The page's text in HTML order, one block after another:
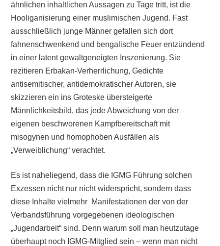
ähnlichen inhaltlichen Aussagen zu Tage tritt, ist die
Hooliganisierung einer muslimischen Jugend. Fast
ausschließlich junge Männer gefallen sich dort
fahnenschwenkend und bengalische Feuer entzündend
in einer latent gewaltgeneigten Inszenierung. Sie
rezitieren Erbakan-Verherrlichung, Gedichte
antisemitischer, antidemokratischer Autoren, sie
skizzieren ein ins Groteske übersteigerte
Männlichkeitsbild, das jede Abweichung von der
eigenen beschworenen Kampfbereitschaft mit
misogynen und homophoben Ausfällen als
„Verweiblichung“ verachtet.
Es ist naheliegend, dass die IGMG Führung solchen
Exzessen nicht nur nicht widerspricht, sondern dass
diese Inhalte vielmehr Manifestationen der von der
Verbandsführung vorgegebenen ideologischen
„Jugendarbeit“ sind. Denn warum soll man heutzutage
überhaupt noch IGMG-Mitglied sein – wenn man nicht